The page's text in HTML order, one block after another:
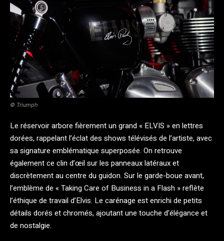
© Triumph
Le réservoir arbore fièrement un grand « ELVIS » en lettres
dorées, rappelant l’éclat des shows télévisés de l’artiste, avec
sa signature emblématique superposée. On retrouve
également ce clin d’œil sur les panneaux latéraux et
discrètement au centre du guidon. Sur le garde-boue avant,
l’emblème de « Taking Care of Business in a Flash » reflète
l’éthique de travail d’Elvis. Le carénage est enrichi de petits
détails dorés et chromés, ajoutant une touche d’élégance et
de nostalgie.